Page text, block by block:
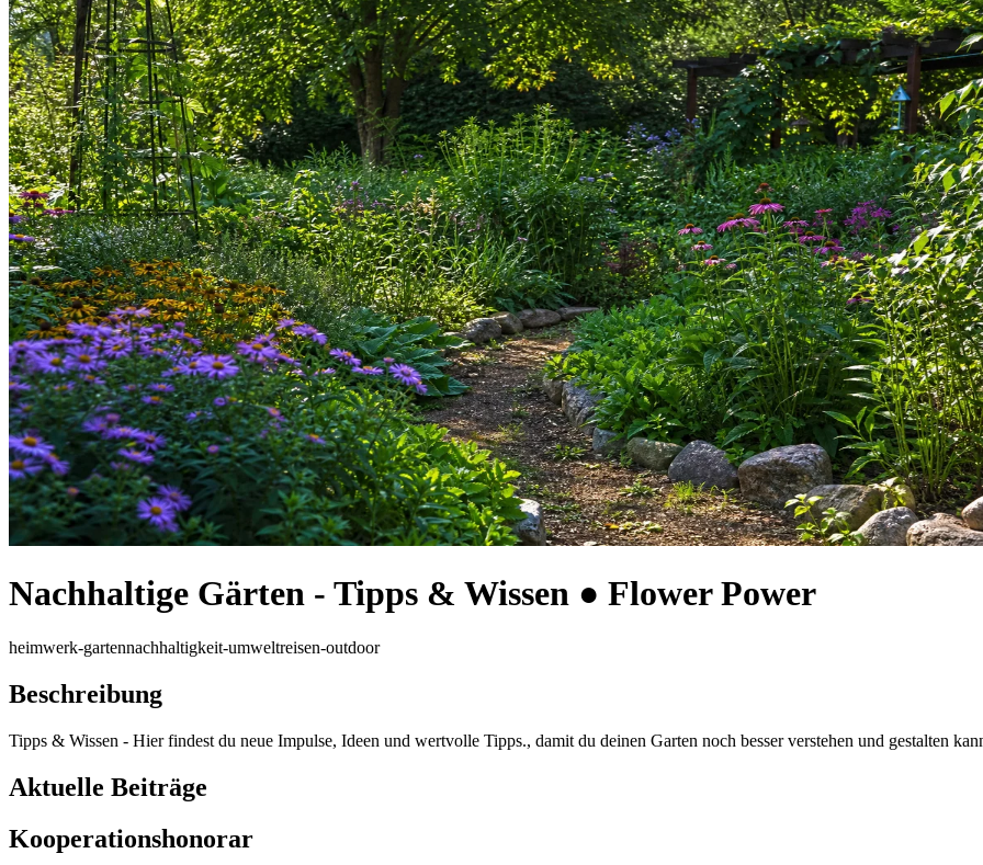
Nachhaltige Gärten - Tipps & Wissen ● Flower Power
heimwerk-gartennachhaltigkeit-umweltreisen-outdoor
Beschreibung
Tipps & Wissen - Hier findest du neue Impulse, Ideen und wertvolle Tipps., damit du deinen Garten noch besser verstehen und gestalten
Aktuelle Beiträge
Kooperationshonorar